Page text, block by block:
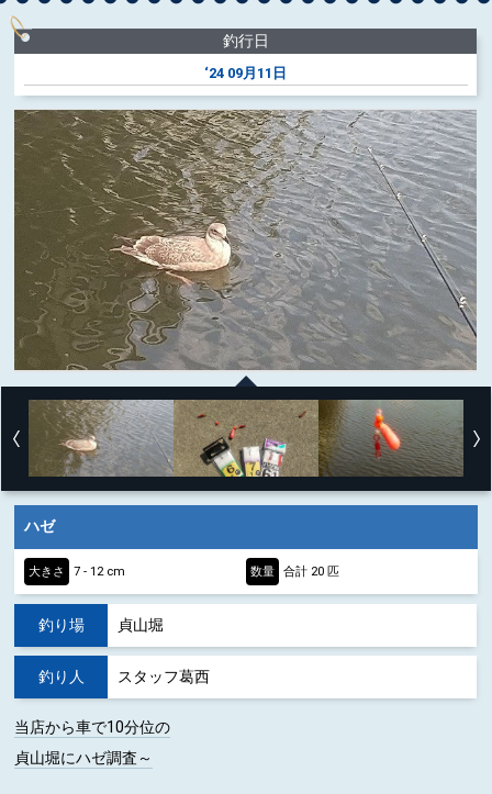
釣行日
‘24 09月11日
ハゼ
大きさ 7 - 12 cm 数量 合計 20 匹
釣り場 貞山堀
釣り人 スタッフ葛西
当店から車で10分位の
貞山堀にハゼ調査～